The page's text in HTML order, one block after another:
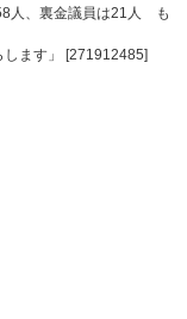
人、裏金議員は21人 も
します」 [271912485]